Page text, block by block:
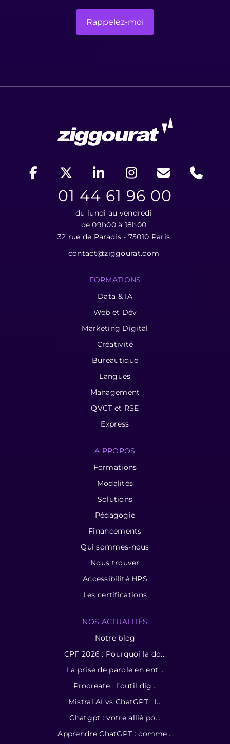
01 44 61 96 00
du lundi au vendredi
de 09h00 à 18h00
32 rue de Paradis - 75010 Paris
contact@ziggourat.com
FORMATIONS
Data & IA
Web et Dév
Marketing Digital
Créativité
Bureautique
Langues
Management
QVCT et RSE
Express
A PROPOS
Formations
Modalités
Solutions
Pédagogie
Financements
Qui sommes-nous
Nous trouver
Accessibilité HPS
Les certifications
NOS ACTUALITÉS
Notre blog
CPF 2026 : Pourquoi la do...
La prise de parole en ent...
Procreate : l’outil dig...
Mistral AI vs ChatGPT : l...
Chatgpt : votre allié po...
Apprendre ChatGPT : comme...